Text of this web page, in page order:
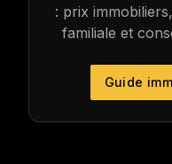
: prix
familiale et
Guide